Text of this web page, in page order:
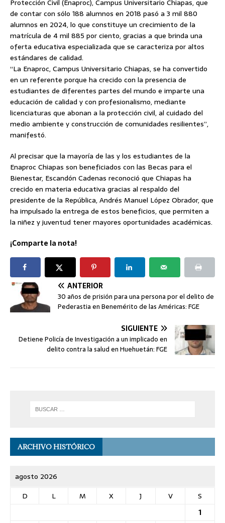
Protección Civil (Enaproc), Campus Universitario Chiapas, que
de contar con sólo 188 alumnos en 2018 pasó a 3 mil 880
alumnos en 2024, lo que constituye un crecimiento de la
matrícula de 4 mil 885 por ciento, gracias a que brinda una
oferta educativa especializada que se caracteriza por altos
estándares de calidad.
“La Enaproc, Campus Universitario Chiapas, se ha convertido
en un referente porque ha crecido con la presencia de
estudiantes de diferentes partes del mundo e imparte una
educación de calidad y con profesionalismo, mediante
licenciaturas que abonan a la protección civil, al cuidado del
medio ambiente y construcción de comunidades resilientes”,
manifestó.
Al precisar que la mayoría de las y los estudiantes de la
Enaproc Chiapas son beneficiados con las Becas para el
Bienestar, Escandón Cadenas reconoció que Chiapas ha
crecido en materia educativa gracias al respaldo del
presidente de la República, Andrés Manuel López Obrador, que
ha impulsado la entrega de estos beneficios, que permiten a
la niñez y juventud tener mayores oportunidades académicas.
¡Comparte la nota!
ANTERIOR
30 años de prisión para una persona por el delito de
Pederastia en Benemérito de las Américas: FGE
SIGUIENTE
Detiene Policía de Investigación a un implicado en
delito contra la salud en Huehuetán: FGE
ARCHIVO HISTÓRICO
agosto 2026
D
L M X J V
S
1